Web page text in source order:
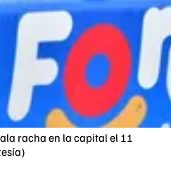
racha en la capital el 11